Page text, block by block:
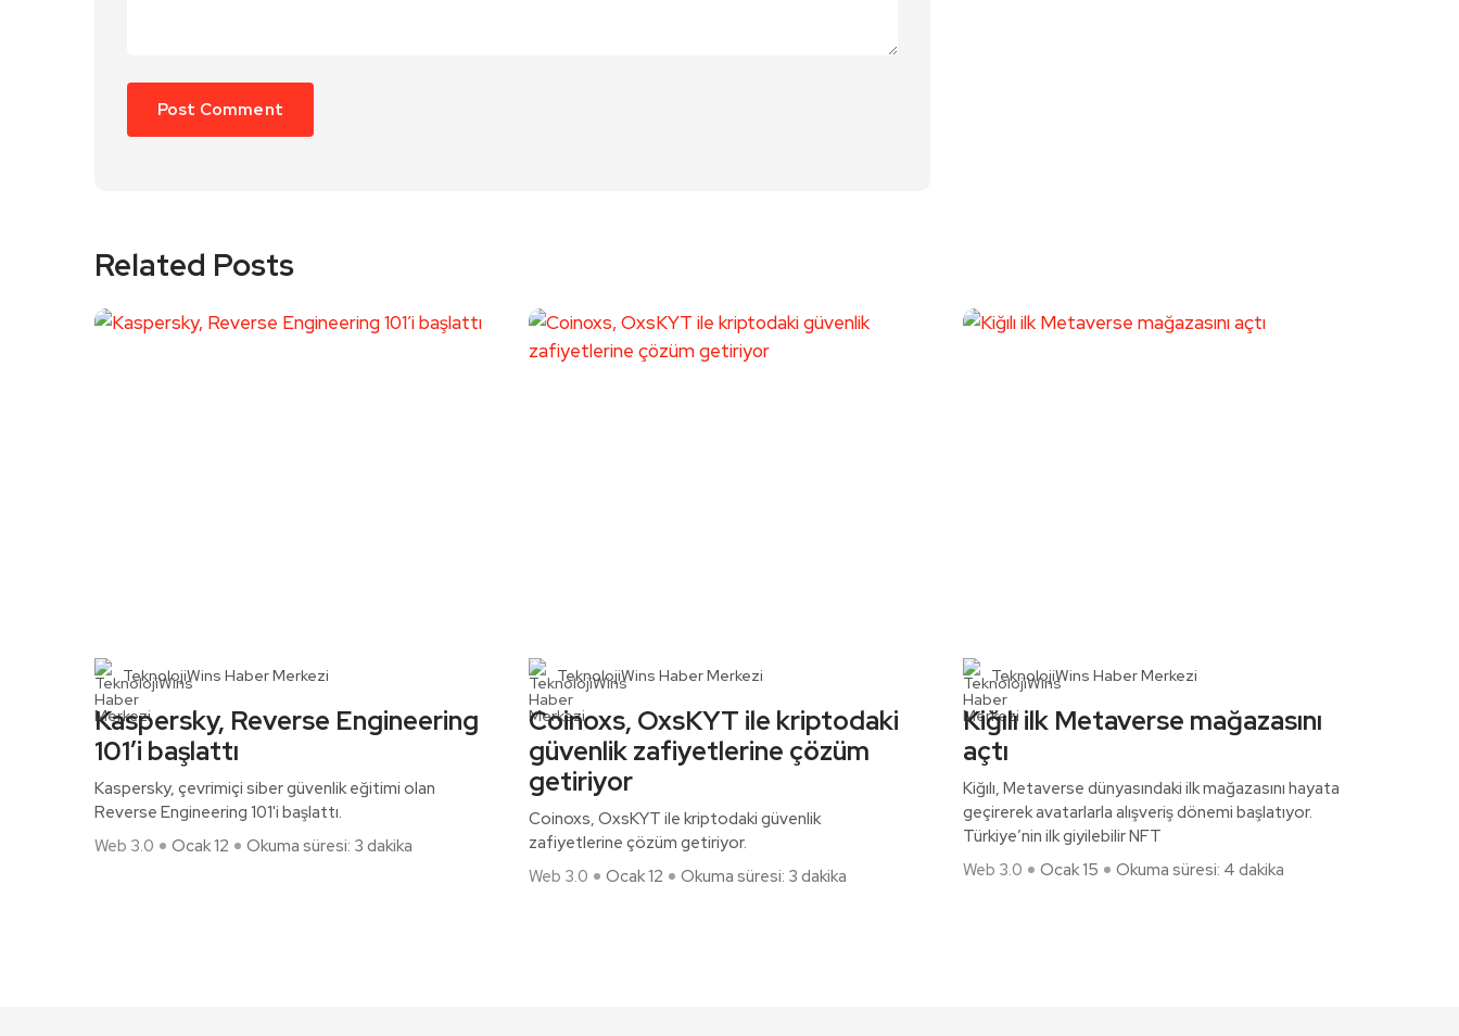
Related Posts
TeknolojiWins Haber Merkezi
Kaspersky, Reverse Engineering
101’i başlattı
Kaspersky, çevrimiçi siber güvenlik eğitimi olan
Reverse Engineering 101'i başlattı.
Web 3.0
Ocak 12 Okuma süresi: 3 dakika
TeknolojiWins Haber Merkezi
Coinoxs, OxsKYT ile kriptodaki
güvenlik zafiyetlerine çözüm
getiriyor
Coinoxs, OxsKYT ile kriptodaki güvenlik
zafiyetlerine çözüm getiriyor.
Web 3.0
Ocak 12 Okuma süresi: 3 dakika
TeknolojiWins Haber Merkezi
Kiğılı ilk Metaverse mağazasını
açtı
Kiğılı, Metaverse dünyasındaki ilk mağazasını hayata
geçirerek avatarlarla alışveriş dönemi başlatıyor.
Türkiye’nin ilk giyilebilir NFT
Web 3.0
Ocak 15 Okuma süresi: 4 dakika